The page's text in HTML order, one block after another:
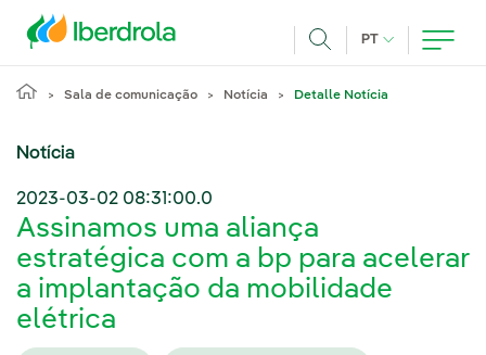
PT IDIOMA ATUAL,
Sala de comunicação Notícia Detalle Notícia
Notícia
2023-03-02 08:31:00.0
Assinamos uma aliança
estratégica com a bp para acelerar
a implantação da mobilidade
elétrica